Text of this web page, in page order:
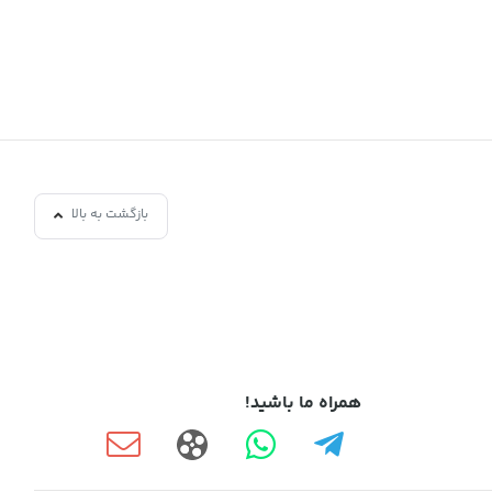
بازگشت به بالا
همراه ما باشید!